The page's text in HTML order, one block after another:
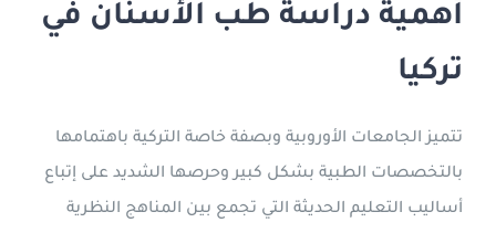
أهمية دراسة طب الأسنان في
تركيا
تتميز الجامعات الأوروبية وبصفة خاصة التركية باهتمامها
بالتخصصات الطبية بشكل كبير وحرصها الشديد على إتباع
أساليب التعليم الحديثة التي تجمع بين المناهج النظرية